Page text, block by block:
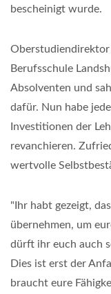
bescheinigt wurde.
Berufsschule
Absolventen und
dafür. Nun habe
Investitionen der
revanchieren.
wertvolle
"Ihr habt gezeigt,
übernehmen, um
dürft ihr euch auch
Dies ist erst der
braucht eure